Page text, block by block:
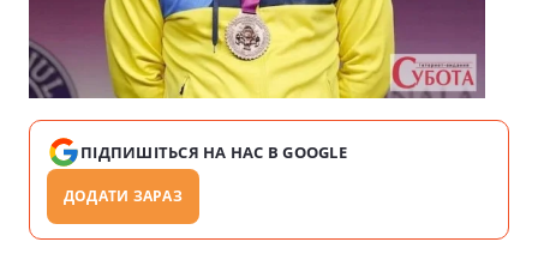
ПІДПИШІТЬСЯ НА НАС В GOOGLE
ДОДАТИ ЗАРАЗ